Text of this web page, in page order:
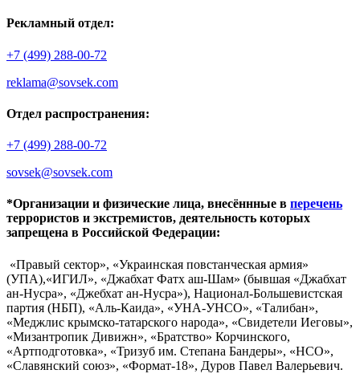
Рекламный отдел:
+7 (499) 288-00-72
reklama@sovsek.com
Отдел распространения:
+7 (499) 288-00-72
sovsek@sovsek.com
*Организации и физические лица, внесённные в перечень
террористов и экстремистов, деятельность которых
запрещена в Российской Федерации:
«Правый сектор», «Украинская повстанческая армия»
(УПА),«ИГИЛ», «Джабхат Фатх аш-Шам» (бывшая «Джабхат
ан-Нусра», «Джебхат ан-Нусра»), Национал-Большевистская
партия (НБП), «Аль-Каида», «УНА-УНСО», «Талибан»,
«Меджлис крымско-татарского народа», «Свидетели Иеговы»,
«Мизантропик Дивижн», «Братство» Корчинского,
«Артподготовка», «Тризуб им. Степана Бандеры», «НСО»,
«Славянский союз», «Формат-18», Дуров Павел Валерьевич.